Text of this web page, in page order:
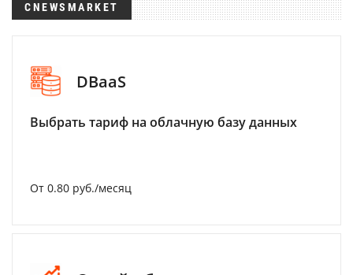
CNEWSMARKET
DBaaS
Выбрать тариф на облачную базу данных
От 0.80 руб./месяц